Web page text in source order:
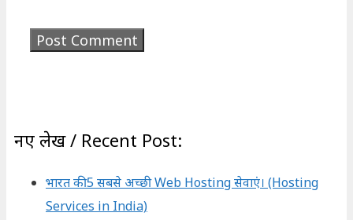
नए लेख / Recent Post:
भारत की 5 सबसे अच्छी Web Hosting सेवाएं। (Hosting
Services in India)